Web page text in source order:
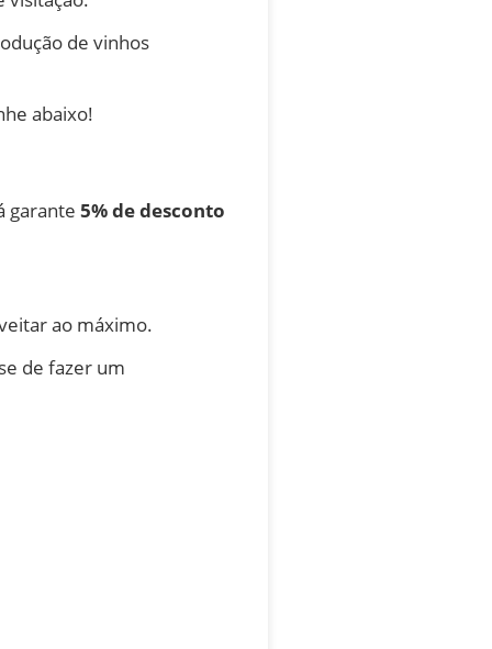
de vinhos
abaixo!
garante 5% de desconto
ao máximo.
de fazer um